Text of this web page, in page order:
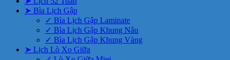
➤ Bìa Lịch Gập
✓ Bìa Lịch Gập Laminate
✓ Bìa Lịch Gập Khung Nâu
✓ Bìa Lịch Gập Khung Vàng
➤ Lịch Lò Xo Giữa